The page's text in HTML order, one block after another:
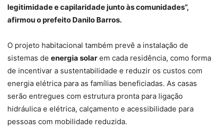
legitimidade e capilaridade junto às comunidades”,
afirmou o prefeito Danilo Barros.
O projeto habitacional também prevê a instalação de
sistemas de energia solar em cada residência, como forma
de incentivar a sustentabilidade e reduzir os custos com
energia elétrica para as famílias beneficiadas. As casas
serão entregues com estrutura pronta para ligação
hidráulica e elétrica, calçamento e acessibilidade para
pessoas com mobilidade reduzida.